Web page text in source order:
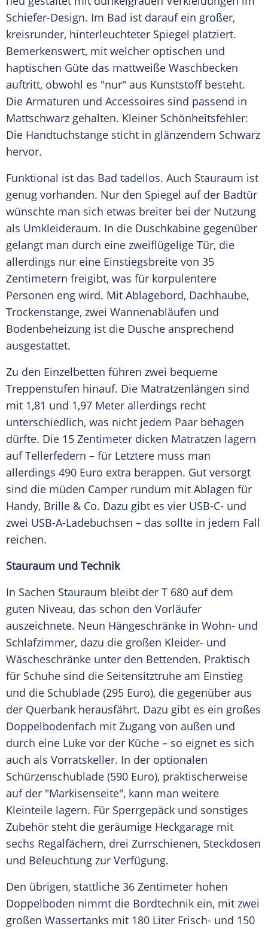
Schiefer-Design. Im Bad ist darauf ein großer,
kreisrunder, hinterleuchteter Spiegel platziert.
Bemerkenswert, mit welcher optischen und
haptischen Güte das mattweiße Waschbecken
auftritt, obwohl es "nur" aus Kunststoff besteht.
Die Armaturen und Accessoires sind passend in
Mattschwarz gehalten. Kleiner Schönheitsfehler:
Die Handtuchstange sticht in glänzendem Schwarz
hervor.
Funktional ist das Bad tadellos. Auch Stauraum ist
genug vorhanden. Nur den Spiegel auf der Badtür
wünschte man sich etwas breiter bei der Nutzung
als Umkleideraum. In die Duschkabine gegenüber
gelangt man durch eine zweiflügelige Tür, die
allerdings nur eine Einstiegsbreite von 35
Zentimetern freigibt, was für korpulentere
Personen eng wird. Mit Ablagebord, Dachhaube,
Trockenstange, zwei Wannenabläufen und
Bodenbeheizung ist die Dusche ansprechend
ausgestattet.
Zu den Einzelbetten führen zwei bequeme
Treppenstufen hinauf. Die Matratzenlängen sind
mit 1,81 und 1,97 Meter allerdings recht
unterschiedlich, was nicht jedem Paar behagen
dürfte. Die 15 Zentimeter dicken Matratzen lagern
auf Tellerfedern – für Letztere muss man
allerdings 490 Euro extra berappen. Gut versorgt
sind die müden Camper rundum mit Ablagen für
Handy, Brille & Co. Dazu gibt es vier USB-C- und
zwei USB-A-Ladebuchsen – das sollte in jedem Fall
reichen.
Stauraum und Technik
In Sachen Stauraum bleibt der T 680 auf dem
guten Niveau, das schon den Vorläufer
auszeichnete. Neun Hängeschränke in Wohn- und
Schlafzimmer, dazu die großen Kleider- und
Wäscheschränke unter den Bettenden. Praktisch
für Schuhe sind die Seitensitztruhe am Einstieg
und die Schublade (295 Euro), die gegenüber aus
der Querbank herausfährt. Dazu gibt es ein großes
Doppelbodenfach mit Zugang von außen und
durch eine Luke vor der Küche – so eignet es sich
auch als Vorratskeller. In der optionalen
Schürzenschublade (590 Euro), praktischerweise
auf der "Markisenseite", kann man weitere
Kleinteile lagern. Für Sperrgepäck und sonstiges
Zubehör steht die geräumige Heckgarage mit
sechs Regalfächern, drei Zurrschienen, Steckdosen
und Beleuchtung zur Verfügung.
Den übrigen, stattliche 36 Zentimeter hohen
Doppelboden nimmt die Bordtechnik ein, mit zwei
großen Wassertanks mit 180 Liter Frisch- und 150